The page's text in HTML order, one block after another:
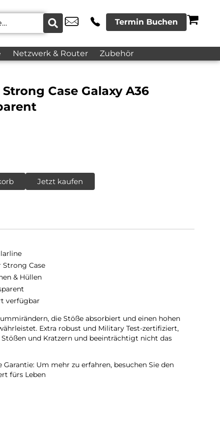
Termin Buchen
Netzwerk & Router Zubehör
Case Galaxy A36
Jetzt kaufen
Strong Case
& Hüllen
verfügbar
die Stöße absorbiert und einen hohen
Extra robust und Military Test-zertifiziert,
und Kratzern und beeinträchtigt nicht das
Um mehr zu erfahren, besuchen Sie den
fürs Leben